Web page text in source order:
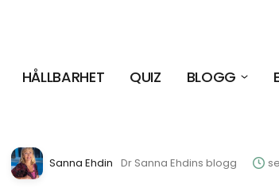
HÅLLBARHET QUIZ BLOGG
Sanna Ehdin Dr Sanna Ehdins blogg